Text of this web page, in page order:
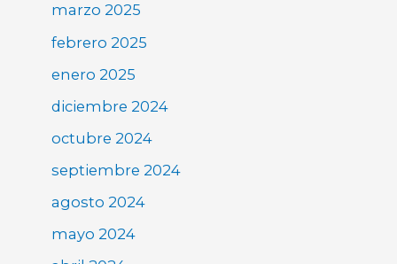
marzo 2025
febrero 2025
enero 2025
diciembre 2024
octubre 2024
septiembre 2024
agosto 2024
mayo 2024